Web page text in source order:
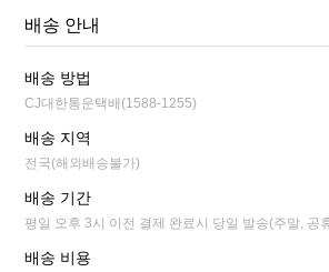
배송 안내
배송 방법
CJ대한통운택배(1588-1255)
배송 지역
전국(해외배송불가)
배송 기간
평일 오후 3시 이전 결제 완료시 당일 발송(주말, 공
배송 비용